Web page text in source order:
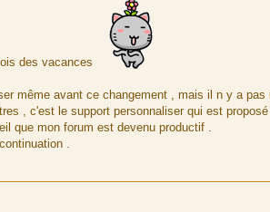
des vacances
même avant ce changement , mais il n y a
, c'est le support personnaliser qui est
que mon forum est devenu productif .
.